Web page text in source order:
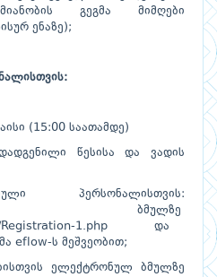
გეგმა მიმღები
ენაზე);
:
(15:00 საათამდე)
წესისა და ვადის
პერსონალისთვის:
ბმულზე
1.php და
eflow-ს მეშვეობით;
ელექტრონულ ბმულზე